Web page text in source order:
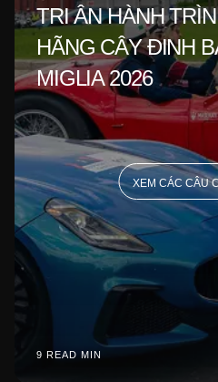
TRI ÂN HÀNH
HÃNG CÂY ĐINH
MIGLIA 2026
9 READ MIN
XEM CÁC CÂU